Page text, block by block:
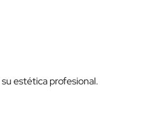
estética profesional.